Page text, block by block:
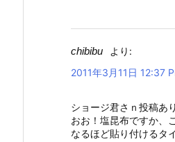
chibibu
より:
2011年3月11日 12:37
ショージ君さｎ投稿あ
おお！塩昆布ですか、
なるほど貼り付けるタ